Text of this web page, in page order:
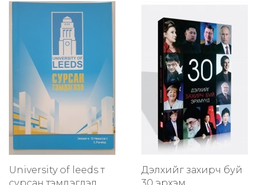
University of leeds т
Дэлхийг захирч буй